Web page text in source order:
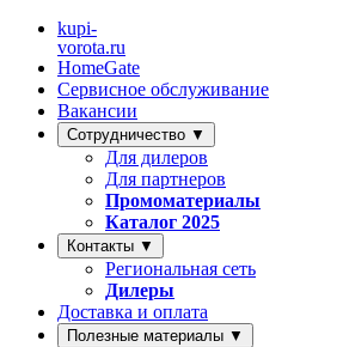
kupi-
vorota.ru
HomeGate
Сервисное обслуживание
Вакансии
Сотрудничество ▼
Для дилеров
Для партнеров
Промоматериалы
Каталог 2025
Контакты ▼
Региональная сеть
Дилеры
Доставка и оплата
Полезные материалы ▼